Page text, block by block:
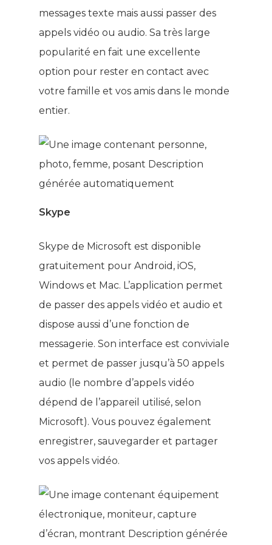
messages texte mais aussi passer des
appels vidéo ou audio. Sa très large
popularité en fait une excellente
option pour rester en contact avec
votre famille et vos amis dans le monde
entier.
Skype
Skype de Microsoft est disponible
gratuitement pour Android, iOS,
Windows et Mac. L’application permet
de passer des appels vidéo et audio et
dispose aussi d’une fonction de
messagerie. Son interface est conviviale
et permet de passer jusqu’à 50 appels
audio (le nombre d’appels vidéo
dépend de l’appareil utilisé, selon
Microsoft). Vous pouvez également
enregistrer, sauvegarder et partager
vos appels vidéo.